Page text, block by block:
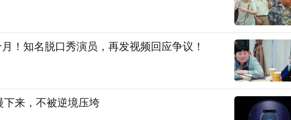
！知名脱口秀演员，再发视频回应争议！
来，不被逆境压垮